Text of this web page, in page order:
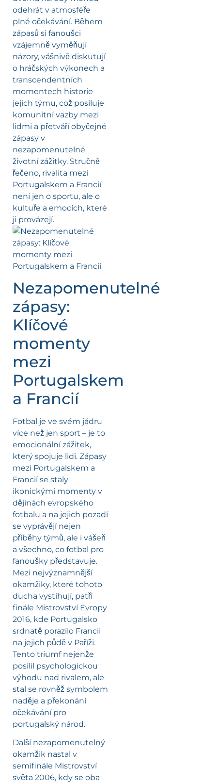
odehrát v atmosféře
plné očekávání. Během
zápasů si fanoušci
vzájemně vyměňují
názory, vášnivě diskutují
o hráčských výkonech a
transcendentních
momentech historie
jejich týmu, což posiluje
komunitní vazby mezi
lidmi a přetváří obyčejné
zápasy v
nezapomenutelné
životní zážitky. Stručně
řečeno, rivalita mezi
Portugalskem a Francií
není jen o sportu, ale o
kultuře a emocích, které
ji provázejí.
Nezapomenutelné
zápasy:
Klíčové
momenty
mezi
Portugalskem
a Francií
Fotbal je ve svém jádru
více než jen sport – je to
emocionální zážitek,
který spojuje lidi. Zápasy
mezi Portugalskem a
Francií se staly
ikonickými momenty v
dějinách evropského
fotbalu a na jejich pozadí
se vyprávějí nejen
příběhy týmů, ale i vášeň
a všechno, co fotbal pro
fanoušky představuje.
Mezi nejvýznamnější
okamžiky, které tohoto
ducha vystihují, patří
finále Mistrovství Evropy
2016, kde Portugalsko
srdnatě porazilo Francii
na jejich půdě v Paříži.
Tento triumf nejenže
posílil psychologickou
výhodu nad rivalem, ale
stal se rovněž symbolem
naděje a překonání
očekávání pro
portugalský národ.
Další nezapomenutelný
okamžik nastal v
semifinále Mistrovství
světa 2006, kdy se oba